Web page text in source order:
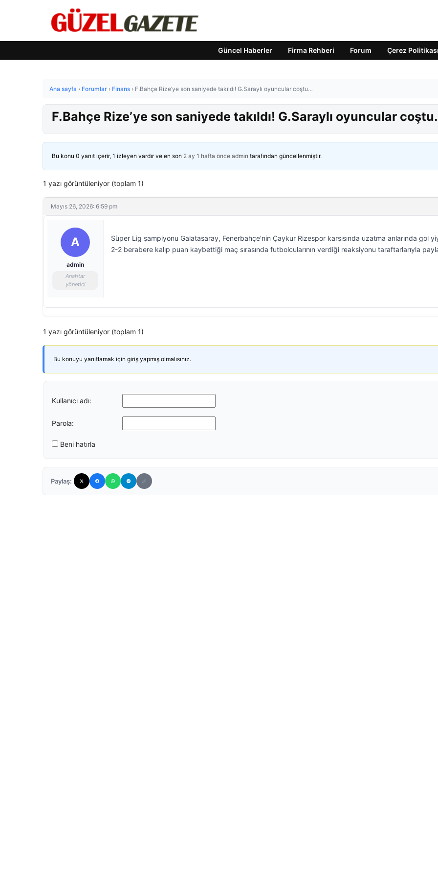
Güncel Haberler Firma Rehberi Forum Çerez Politikası
Ana sayfa › Forumlar › Finans › F.Bahçe Rize’ye son saniyede takıldı! G.Saraylı oyuncular coştu…
F.Bahçe Rize’ye son saniyede takıldı! G.Saraylı oyuncular
Bu konu 0 yanıt içerir, 1 izleyen vardır ve en son 2 ay 1 hafta önce admin tarafından güncellenmiştir.
1 yazı görüntüleniyor (toplam 1)
Mayıs 26, 2026: 6:59 pm
A
admin
Anahtar
yönetici
Süper Lig şampiyonu Galatasaray, Fenerbahçe’nin Çaykur Rizespor karşısında uzatma anlarında gol
2-2 berabere kalıp puan kaybettiği maç sırasında futbolcularının verdiği reaksiyonu taraftarlarıyla
1 yazı görüntüleniyor (toplam 1)
Bu konuyu yanıtlamak için giriş yapmış olmalısınız.
Kullanıcı adı:
Parola:
Beni hatırla
Paylaş: